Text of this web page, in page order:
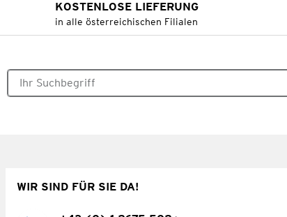
KOSTENLOSE LIEFERUNG
in alle österreichischen Filialen
WIR SIND FÜR SIE DA!